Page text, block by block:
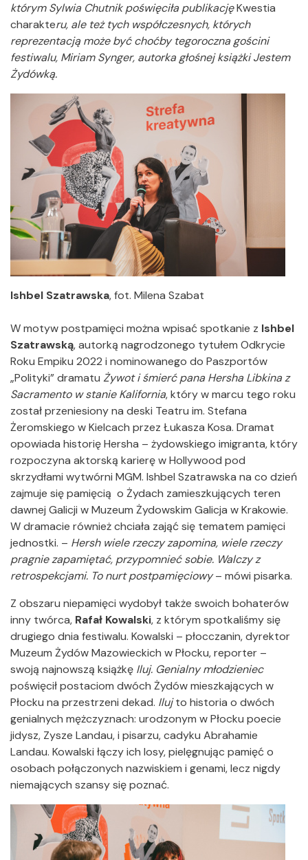
którym Sylwia Chutnik poświęciła publikacjęKwestia
charakteru, ale też tych współczesnych, których
reprezentacją może być choćby tegoroczna gościni
festiwalu, Miriam Synger, autorka głośnej książki Jestem
Żydówką.
Ishbel Szatrawska, fot. Milena Szabat
W motyw postpamięci można wpisać spotkanie z Ishbel
Szatrawską, autorką nagrodzonego tytułem Odkrycie
Roku Empiku 2022 i nominowanego do Paszportów
„Polityki” dramatu Żywot i śmierć pana Hersha Libkina z
Sacramento w stanie Kalifornia, który w marcu tego roku
został przeniesiony na deski Teatru im. Stefana
Żeromskiego w Kielcach przez Łukasza Kosa. Dramat
opowiada historię Hersha – żydowskiego imigranta, który
rozpoczyna aktorską karierę w Hollywood pod
skrzydłami wytwórni MGM. Ishbel Szatrawska na co dzień
zajmuje się pamięcią o Żydach zamieszkujących teren
dawnej Galicji w Muzeum Żydowskim Galicja w Krakowie.
W dramacie również chciała zająć się tematem pamięci
jednostki. – Hersh wiele rzeczy zapomina, wiele rzeczy
pragnie zapamiętać, przypomnieć sobie. Walczy z
retrospekcjami. To nurt postpamięciowy– mówi pisarka.
Z obszaru niepamięci wydobył także swoich bohaterów
inny twórca, Rafał Kowalski, z którym spotkaliśmy się
drugiego dnia festiwalu. Kowalski – płocczanin, dyrektor
Muzeum Żydów Mazowieckich w Płocku, reporter –
swoją najnowszą książkę Iluj. Genialny młodzieniec
poświęcił postaciom dwóch Żydów mieszkających w
Płocku na przestrzeni dekad. Ilujto historia o dwóch
genialnych mężczyznach: urodzonym w Płocku poecie
jidysz, Zysze Landau, i pisarzu, cadyku Abrahamie
Landau. Kowalski łączy ich losy, pielęgnując pamięć o
osobach połączonych nazwiskiem i genami, lecz nigdy
niemających szansy się poznać.